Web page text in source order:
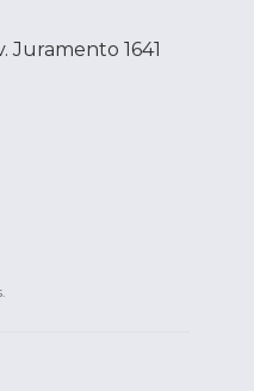
Juramento 1641